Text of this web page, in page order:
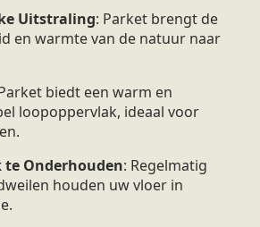
Uitstraling: Parket brengt de
en warmte van de natuur naar
biedt een warm en
loopoppervlak, ideaal voor
Onderhouden: Regelmatig
houden uw vloer in